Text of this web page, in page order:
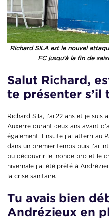
Richard SILA est le nouvel
FC jusqu’à la fin de
Salut Richard,
te présenter s’il
Richard Sila, j’ai 22 ans et je suis
Auxerre durant deux ans avant
également. Ensuite j’ai atterri au
dans un premier temps puis j’ai
pu découvrir le monde pro et le
hivernale j’ai été prêté à
la crise sanitaire.
Tu avais bien
Andrézieux en